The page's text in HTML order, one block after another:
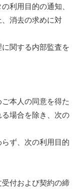
利用目的の通知、
消去の求めに対
に関する内部監査を
本人の同意を得た
場合を除き、次の
ず、次の利用目的
受付および契約の締